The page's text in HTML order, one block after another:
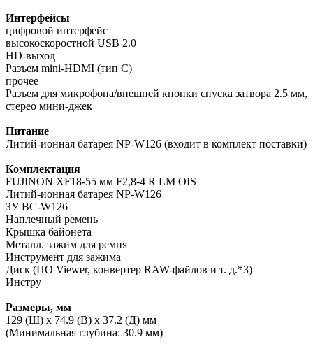
Интерфейсы
цифровой интерфейс
высокоскоростной USB 2.0
HD-выход
Разъем mini-HDMI (тип C)
прочее
Разъем для микрофона/внешней кнопки спуска затвора 2.5 мм,
стерео мини-джек
Питание
Литий-ионная батарея NP-W126 (входит в комплект поставки)
Комплектация
FUJINON XF18-55 мм F2,8-4 R LM OIS
Литий-ионная батарея NP-W126
ЗУ BC-W126
Наплечный ремень
Крышка байонета
Металл. зажим для ремня
Инструмент для зажима
Диск (ПО Viewer, конвертер RAW-файлов и т. д.*3)
Инстру
Размеры, мм
129 (Ш) x 74.9 (В) x 37.2 (Д) мм
(Минимальная глубина: 30.9 мм)